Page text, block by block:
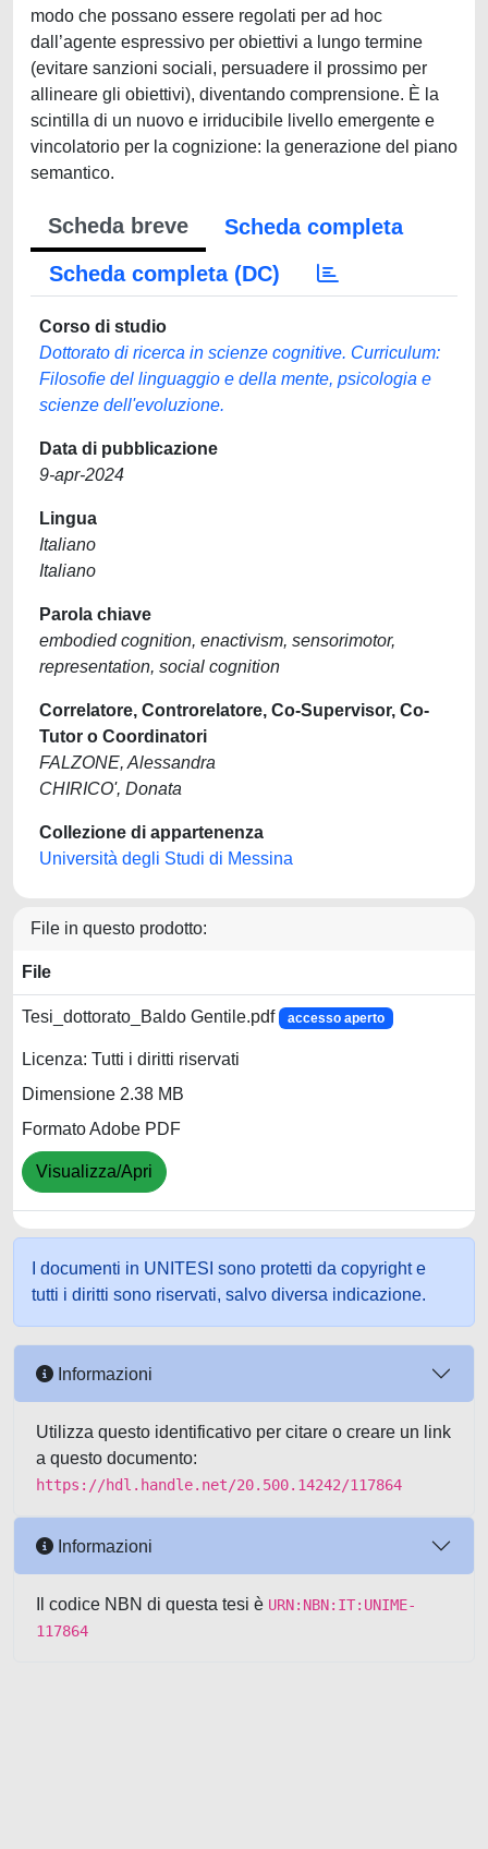
modo che possano essere regolati per ad hoc
dall’agente espressivo per obiettivi a lungo termine
(evitare sanzioni sociali, persuadere il prossimo per
allineare gli obiettivi), diventando comprensione. È la
scintilla di un nuovo e irriducibile livello emergente e
vincolatorio per la cognizione: la generazione del piano
semantico.
Scheda breve
Scheda completa
Scheda completa (DC)
Corso di studio
Dottorato di ricerca in scienze cognitive. Curriculum:
Filosofie del linguaggio e della mente, psicologia e
scienze dell'evoluzione.
Data di pubblicazione
9-apr-2024
Lingua
Italiano
Italiano
Parola chiave
embodied cognition, enactivism, sensorimotor,
representation, social cognition
Correlatore, Controrelatore, Co-Supervisor, Co-
Tutor o Coordinatori
FALZONE, Alessandra
CHIRICO', Donata
Collezione di appartenenza
Università degli Studi di Messina
File in questo prodotto:
File
Tesi_dottorato_Baldo Gentile.pdf accesso aperto
Licenza: Tutti i diritti riservati
Dimensione 2.38 MB
Formato Adobe PDF
Visualizza/Apri
I documenti in UNITESI sono protetti da copyright e
tutti i diritti sono riservati, salvo diversa indicazione.
Informazioni
Utilizza questo identificativo per citare o creare un link
a questo documento:
https://hdl.handle.net/20.500.14242/117864
Informazioni
Il codice NBN di questa tesi è URN:NBN:IT:UNIME-
117864